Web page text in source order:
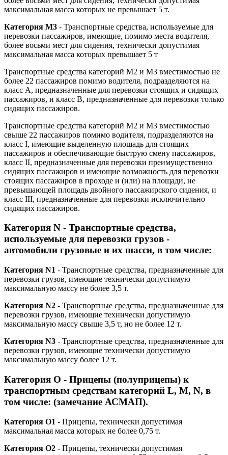
максимальная масса которых не превышает 5 т.
Категория M3 - Транспортные средства, используемые для
перевозки пассажиров, имеющие, помимо места водителя,
более восьми мест для сидения, технически допустимая
максимальная масса которых превышает 5 т
Транспортные средства категорий M2 и M3 вместимостью не
более 22 пассажиров помимо водителя, подразделяются на
класс A, предназначенные для перевозки стоящих и сидящих
пассажиров, и класс B, предназначенные для перевозки только
сидящих пассажиров.
Транспортные средства категорий M2 и M3 вместимостью
свыше 22 пассажиров помимо водителя, подразделяются на
класс I, имеющие выделенную площадь для стоящих
пассажиров и обеспечивающие быструю смену пассажиров,
класс II, предназначенные для перевозки преимущественно
сидящих пассажиров и имеющие возможность для перевозки
стоящих пассажиров в проходе и (или) на площади, не
превышающей площадь двойного пассажирского сидения, и
класс III, предназначенные для перевозки исключительно
сидящих пассажиров.
Категория N - Транспортные средства,
используемые для перевозки грузов -
автомобили грузовые и их шасси, в том числе:
Категория N1 - Транспортные средства, предназначенные для
перевозки грузов, имеющие технически допустимую
максимальную массу не более 3,5 т.
Категория N2 - Транспортные средства, предназначенные для
перевозки грузов, имеющие технически допустимую
максимальную массу свыше 3,5 т, но не более 12 т.
Категория N3 - Транспортные средства, предназначенные для
перевозки грузов, имеющие технически допустимую
максимальную массу более 12 т.
Категория O - Прицепы (полуприцепы) к
транспортным средствам категорий L, M, N, в
том числе: (замечание АСМАП).
Категория O1 - Прицепы, технически допустимая
максимальная масса которых не более 0,75 т.
Категория O2 - Прицепы, технически допустимая